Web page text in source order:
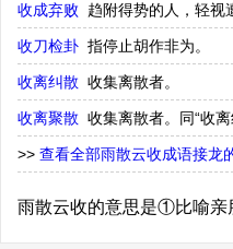
收成弃败 趋附得势的人，轻视
收刀检卦 指停止胡作非为。
收离纠散 收集离散者。
收离聚散 收集离散者。同“收离
>> 查看全部雨散云收成语接龙
雨散云收的意思是①比喻亲